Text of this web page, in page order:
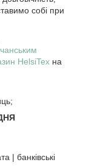
собі при
HelsiTex на
| банківські